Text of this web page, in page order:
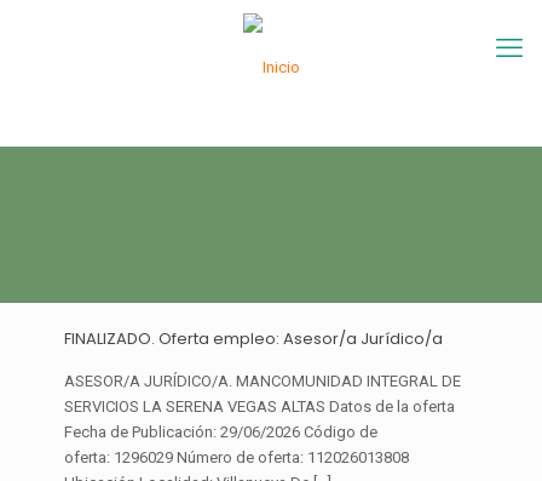
FINALIZADO. Oferta empleo: Asesor/a Jurídico/a
ASESOR/A JURÍDICO/A. MANCOMUNIDAD INTEGRAL DE
SERVICIOS LA SERENA VEGAS ALTAS Datos de la oferta
Fecha de Publicación: 29/06/2026 Código de
oferta: 1296029 Número de oferta: 112026013808